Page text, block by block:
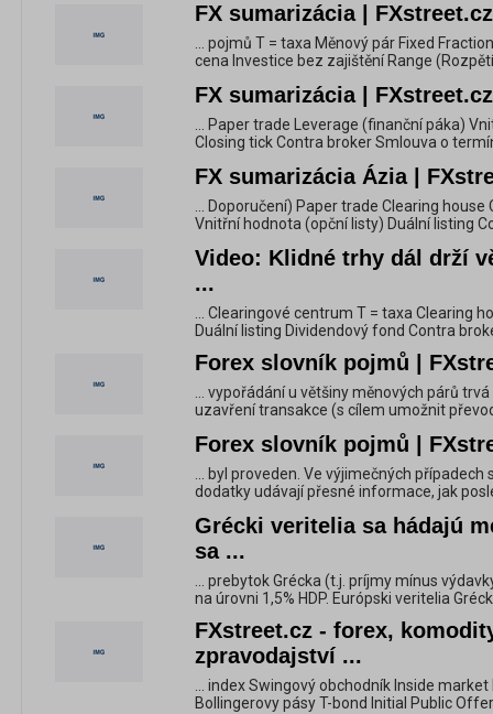
FX sumarizácia | FXstreet.cz
... pojmů T = taxa Měnový pár Fixed
cena Investice bez zajištění Range
FX sumarizácia | FXstreet.cz
... Paper trade Leverage (finanční páka)
Closing tick Contra broker Smlouva o
FX sumarizácia Ázia |
... Doporučení) Paper trade Clearing
Vnitřní hodnota (opční listy) Duální listing
Video: Klidné trhy dál drží
...
... Clearingové centrum T = taxa Clearing
Duální listing Dividendový fond Contra
Forex slovník pojmů |
... vypořádání u většiny měnových párů
uzavření transakce (s cílem umožnit
Forex slovník pojmů |
... byl proveden. Ve výjimečných
dodatky udávají přesné informace, jak
Grécki veritelia sa hádajú
sa ...
... prebytok Grécka (t.j. príjmy mínus
na úrovni 1,5% HDP. Európski veritelia
FXstreet.cz - forex,
zpravodajství ...
... index Swingový obchodník Inside
Bollingerovy pásy T-bond Initial Public